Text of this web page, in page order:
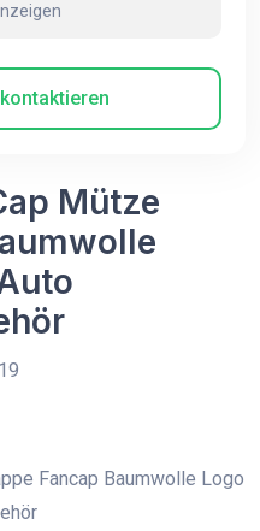
Mütze